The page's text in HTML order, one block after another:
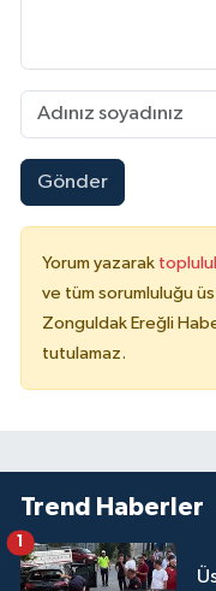
Gönder
Yorum yazarak
ve tüm sorumluluğu
Zonguldak Ereğli
tutulamaz.
Trend Haberler